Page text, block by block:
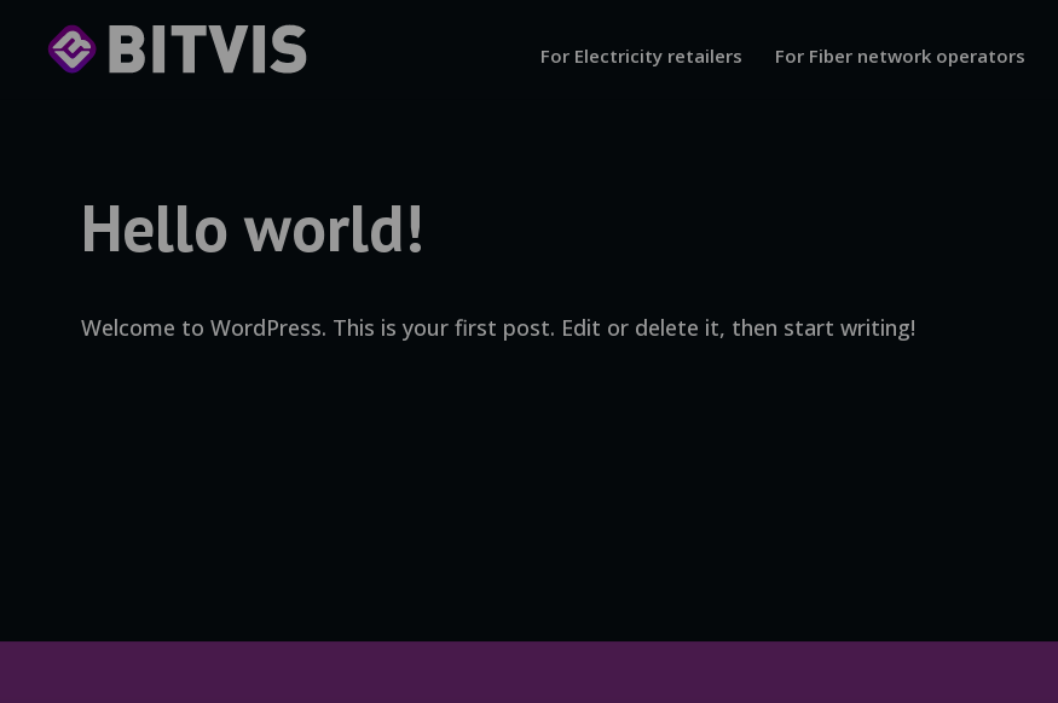
For Electricity retailers For Fiber network operators
Hello world!
Welcome to WordPress. This is your first post. Edit or delete it, then start writing!